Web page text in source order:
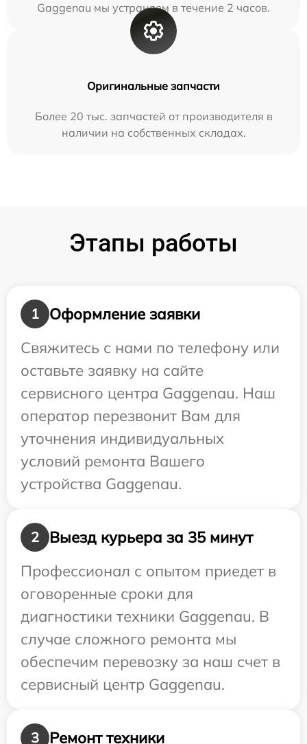
Gaggenau мы устраняем в течение 2 часов.
Оригинальные запчасти
Более 20 тыс. запчастей от производителя в
наличии на собственных складах.
Этапы работы
1
Оформление заявки
Свяжитесь с нами по телефону или
оставьте заявку на сайте
сервисного центра Gaggenau. Наш
оператор перезвонит Вам для
уточнения индивидуальных
условий ремонта Вашего
устройства Gaggenau.
2
Выезд курьера за 35 минут
Профессионал с опытом приедет в
оговоренные сроки для
диагностики техники Gaggenau. В
случае сложного ремонта мы
обеспечим перевозку за наш счет в
сервисный центр Gaggenau.
3 Ремонт техники